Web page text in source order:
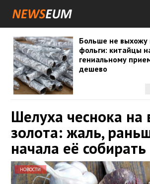
Больше не выхожу
фольги: китайцы
гениальному
дешево
Шелуха чеснока на
золота: жаль,
начала её собирать
НОВОСТИ